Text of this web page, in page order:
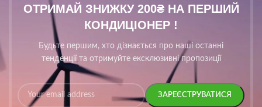
ОТРИМАЙ ЗНИЖКУ 200₴ НА ПЕРШИЙ
КОНДИЦІОНЕР !
Будьте першим, хто дізнається про наші останні
тенденції та отримуйте ексклюзивні пропозиції